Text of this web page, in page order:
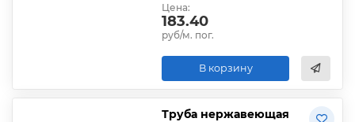
Цена:
183.40
руб/м. пог.
В корзину
Труба нержавеющая